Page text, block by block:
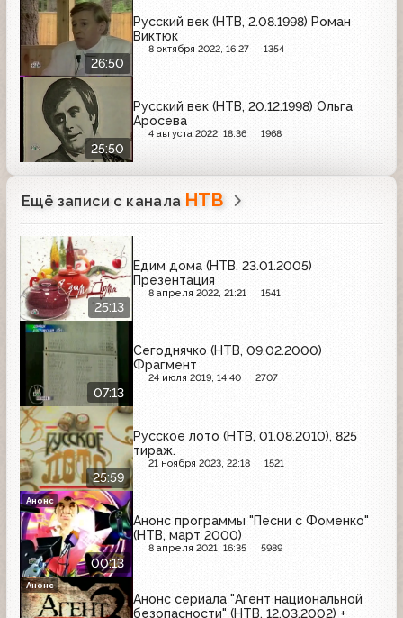
26:50
Русский век (НТВ, 2.08.1998) Роман
Виктюк
8 октября 2022, 16:27 1354
25:50
Русский век (НТВ, 20.12.1998) Ольга
Аросева
4 августа 2022, 18:36 1968
Ещё записи с канала НТВ
25:13
Едим дома (НТВ, 23.01.2005)
Презентация
8 апреля 2022, 21:21 1541
07:13
Сегоднячко (НТВ, 09.02.2000)
Фрагмент
24 июля 2019, 14:40 2707
25:59
Русское лото (НТВ, 01.08.2010), 825
тираж.
21 ноября 2023, 22:18 1521
00:13
Анонс программы "Песни с Фоменко"
(НТВ, март 2000)
8 апреля 2021, 16:35 5989
Анонс
Анонс сериала "Агент национальной
безопасности" (НТВ, 12.03.2002) +
Анонс